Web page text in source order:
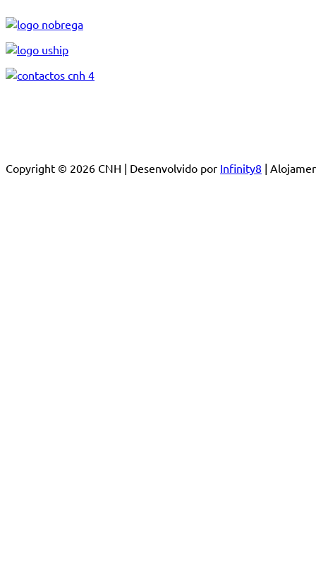
Copyright © 2026 CNH | Desenvolvido por Infinity8 |